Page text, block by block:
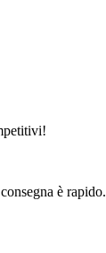
è rapido.